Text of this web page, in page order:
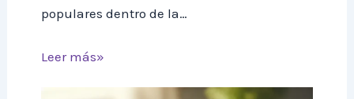
populares dentro de la…
Leer más»